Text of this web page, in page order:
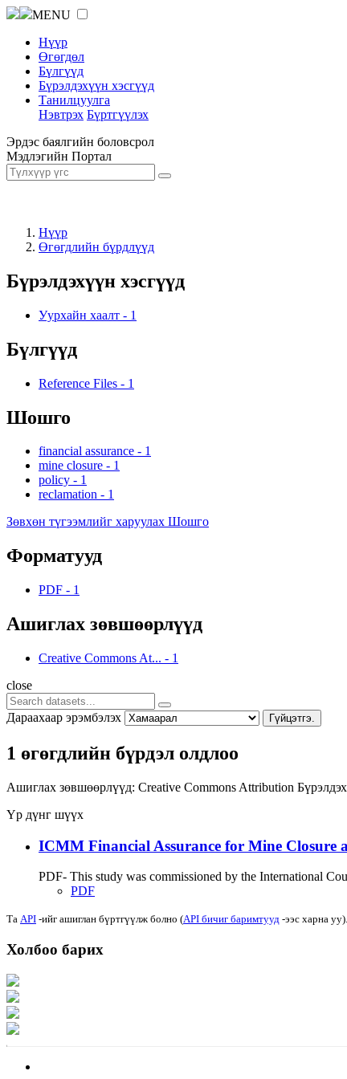
MENU
Нүүр
Өгөгдөл
Бүлгүүд
Бүрэлдэхүүн хэсгүүд
Танилцуулга
Нэвтрэх Бүртгүүлэх
Эрдэс баялгийн боловсрол
Мэдлэгийн Портал
Нүүр
Өгөгдлийн бүрдлүүд
Бүрэлдэхүүн хэсгүүд
Уурхайн хаалт - 1
Бүлгүүд
Reference Files - 1
Шошго
financial assurance - 1
mine closure - 1
policy - 1
reclamation - 1
Зөвхөн түгээмлийг харуулах Шошго
Форматууд
PDF - 1
Ашиглах зөвшөөрлүүд
Creative Commons At... - 1
close
Дараахаар эрэмбэлэх Гүйцэтгэ.
1 өгөгдлийн бүрдэл олдлоо
Ашиглах зөвшөөрлүүд: Creative Commons Attribution
Үр дүнг шүүх
ICMM Financial Assurance for Mine Closure
PDF- This study was commissioned by the International
PDF
Та API -ийг ашиглан бүртгүүлж болно (API бичиг баримтууд -ээс харна уу).
Холбоо барих